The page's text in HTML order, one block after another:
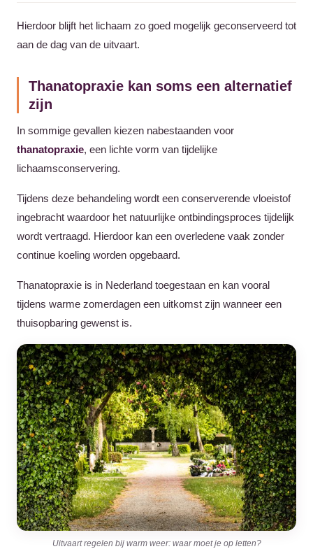
Hierdoor blijft het lichaam zo goed mogelijk geconserveerd tot
aan de dag van de uitvaart.
Thanatopraxie kan soms een alternatief
zijn
In sommige gevallen kiezen nabestaanden voor
thanatopraxie, een lichte vorm van tijdelijke
lichaamsconservering.
Tijdens deze behandeling wordt een conserverende vloeistof
ingebracht waardoor het natuurlijke ontbindingsproces tijdelijk
wordt vertraagd. Hierdoor kan een overledene vaak zonder
continue koeling worden opgebaard.
Thanatopraxie is in Nederland toegestaan en kan vooral
tijdens warme zomerdagen een uitkomst zijn wanneer een
thuisopbaring gewenst is.
Uitvaart regelen bij warm weer: waar moet je op letten?